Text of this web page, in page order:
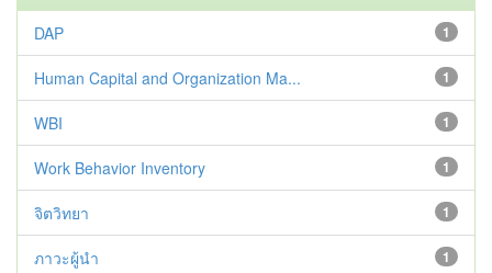
1
DAP
1
Human Capital and Organization Ma...
1
WBI
1
Work Behavior Inventory
1
จิตวิทยา
1
ภาวะผู้นำ